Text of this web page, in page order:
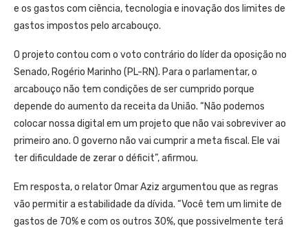
e os gastos com ciência, tecnologia e inovação dos limites de
gastos impostos pelo arcabouço.
O projeto contou com o voto contrário do líder da oposição no
Senado, Rogério Marinho (PL-RN). Para o parlamentar, o
arcabouço não tem condições de ser cumprido porque
depende do aumento da receita da União. “Não podemos
colocar nossa digital em um projeto que não vai sobreviver ao
primeiro ano. O governo não vai cumprir a meta fiscal. Ele vai
ter dificuldade de zerar o déficit”, afirmou.
Em resposta, o relator Omar Aziz argumentou que as regras
vão permitir a estabilidade da dívida. “Você tem um limite de
gastos de 70% e com os outros 30%, que possivelmente terá